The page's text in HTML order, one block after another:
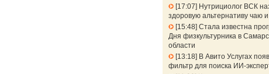
17:07
Нутрициолог ВСК
здоровую альтернативу чаю
15:48 Стала известна
Дня физкультурника в
области
13:18 В Авито Услугах
фильтр для поиска ИИ-